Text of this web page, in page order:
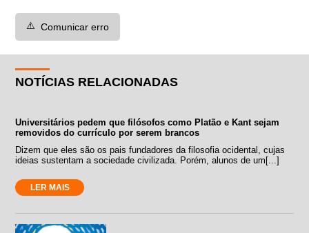
⚠️ Comunicar erro
NOTÍCIAS RELACIONADAS
Universitários pedem que filósofos como Platão e Kant sejam
removidos do currículo por serem brancos
Dizem que eles são os pais fundadores da filosofia ocidental, cujas
ideias sustentam a sociedade civilizada. Porém, alunos de um[...]
LER MAIS